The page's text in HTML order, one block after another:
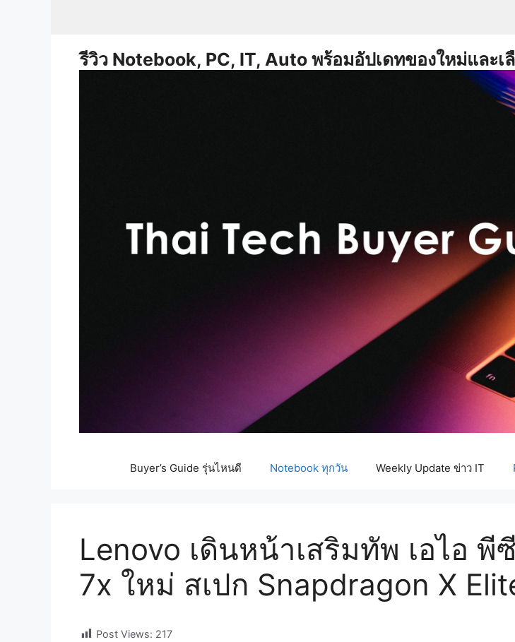
รีวิว Notebook, PC, IT, Auto พร้อมอัปเดทของใหม่และเ
Buyer’s Guide รุ่นไหนดี Notebook ทุกวัน Weekly Update ข่าว IT
Lenovo เดินหน้าเสริมทัพ เอไอ พี
7x ใหม่ สเปก Snapdragon X
Post Views: 217